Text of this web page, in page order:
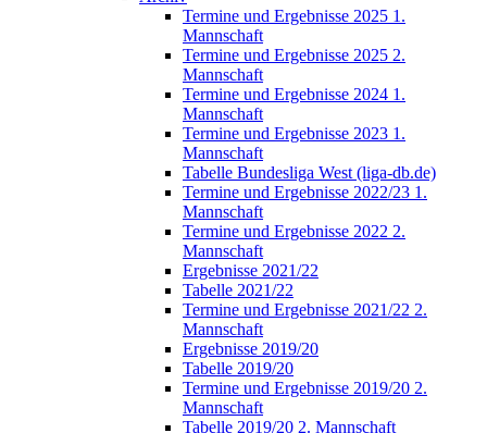
Termine und Ergebnisse 2025 1.
Mannschaft
Termine und Ergebnisse 2025 2.
Mannschaft
Termine und Ergebnisse 2024 1.
Mannschaft
Termine und Ergebnisse 2023 1.
Mannschaft
Tabelle Bundesliga West (liga-db.de)
Termine und Ergebnisse 2022/23 1.
Mannschaft
Termine und Ergebnisse 2022 2.
Mannschaft
Ergebnisse 2021/22
Tabelle 2021/22
Termine und Ergebnisse 2021/22 2.
Mannschaft
Ergebnisse 2019/20
Tabelle 2019/20
Termine und Ergebnisse 2019/20 2.
Mannschaft
Tabelle 2019/20 2. Mannschaft